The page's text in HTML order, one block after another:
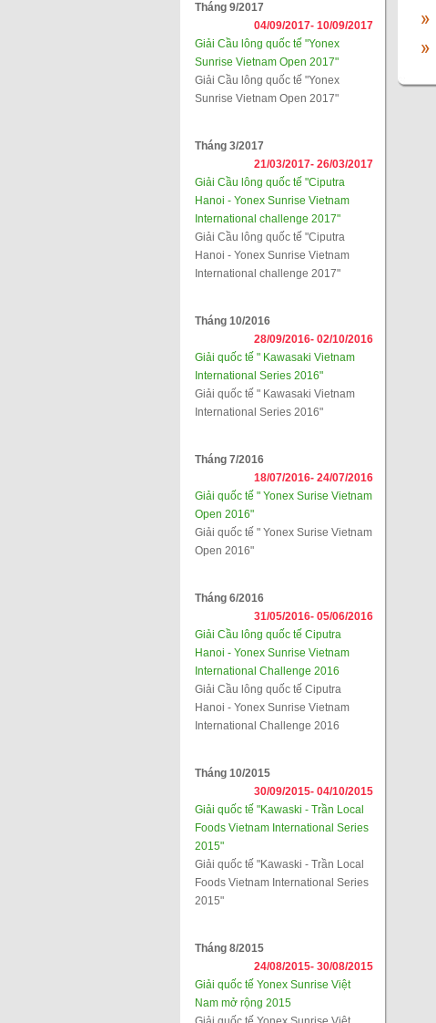
Tháng 9/2017
04/09/2017- 10/09/2017
Giải Cầu lông quốc tế "Yonex
Sunrise Vietnam Open 2017"
Giải Cầu lông quốc tế "Yonex
Sunrise Vietnam Open 2017"
Tháng 3/2017
21/03/2017- 26/03/2017
Giải Cầu lông quốc tế "Ciputra
Hanoi - Yonex Sunrise Vietnam
International challenge 2017"
Giải Cầu lông quốc tế "Ciputra
Hanoi - Yonex Sunrise Vietnam
International challenge 2017"
Tháng 10/2016
28/09/2016- 02/10/2016
Giải quốc tế " Kawasaki Vietnam
International Series 2016"
Giải quốc tế " Kawasaki Vietnam
International Series 2016"
Tháng 7/2016
18/07/2016- 24/07/2016
Giải quốc tế " Yonex Surise Vietnam
Open 2016"
Giải quốc tế " Yonex Surise Vietnam
Open 2016"
Tháng 6/2016
31/05/2016- 05/06/2016
Giải Cầu lông quốc tế Ciputra
Hanoi - Yonex Sunrise Vietnam
International Challenge 2016
Giải Cầu lông quốc tế Ciputra
Hanoi - Yonex Sunrise Vietnam
International Challenge 2016
Tháng 10/2015
30/09/2015- 04/10/2015
Giải quốc tế "Kawaski - Trần Local
Foods Vietnam International Series
2015"
Giải quốc tế "Kawaski - Trần Local
Foods Vietnam International Series
2015"
Tháng 8/2015
24/08/2015- 30/08/2015
Giải quốc tế Yonex Sunrise Việt
Nam mở rộng 2015